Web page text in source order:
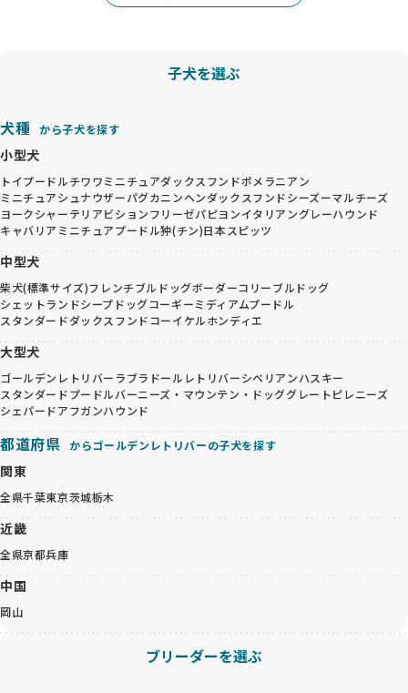
子犬を選ぶ
犬種 から子犬を探す
小型犬
トイプードルチワワミニチュアダックスフンドポメラニアン
ミニチュアシュナウザーパグカニンヘンダックスフンドシーズーマルチーズ
ヨークシャーテリアビションフリーゼパピヨンイタリアングレーハウンド
キャバリア ミニチュアプードル狆(チン)日本スピッツ
中型犬
柴犬(標準サイズ)フレンチブルドッグボーダーコリーブルドッグ
シェットランドシープドッグコーギーミディアムプードル
スタンダードダックスフンドコーイケルホンディエ
大型犬
ゴールデンレトリバー ラブラドールレトリバーシベリアンハスキー
スタンダードプードルバーニーズ・マウンテン・ドッググレートピレニーズ
シェパードアフガンハウンド
都道府県 からゴールデンレトリバーの子犬を探す
関東
全県千葉東京茨城栃木
近畿
全県京都兵庫
中国
岡山
ブリーダーを選ぶ